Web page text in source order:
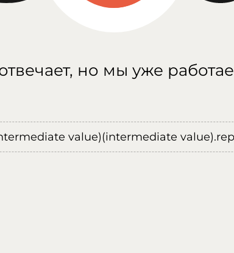
но мы уже
value)(intermediate